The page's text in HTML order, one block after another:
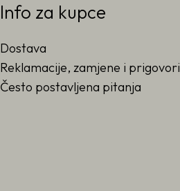
Info za kupce
Dostava
Reklamacije, zamjene i prigovori
Često postavljena pitanja